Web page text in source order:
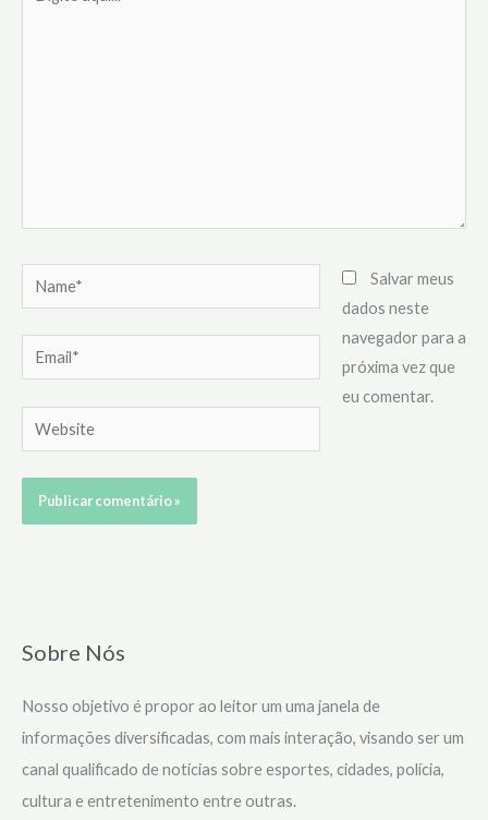
aqui...
Name*
Email*
Website
Salvar meus
dados neste
navegador para a
próxima vez que
eu comentar.
Sobre Nós
Nosso objetivo é propor ao leitor um uma janela de
informações diversificadas, com mais interação, visando ser um
canal qualificado de notícias sobre esportes, cidades, polícia,
cultura e entretenimento entre outras.